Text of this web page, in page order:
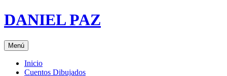
Saltar
al
DANIEL PAZ
Menú
Inicio
Cuentos Dibujados